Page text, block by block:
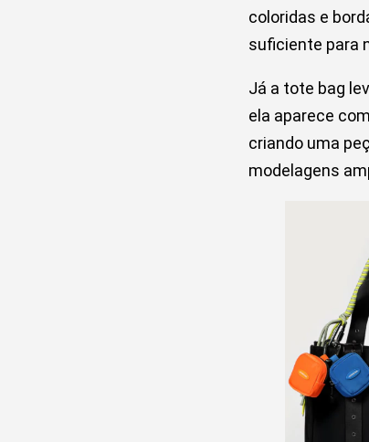
coloridas e
suficiente para
Já a tote bag
ela aparece
criando uma
modelagens